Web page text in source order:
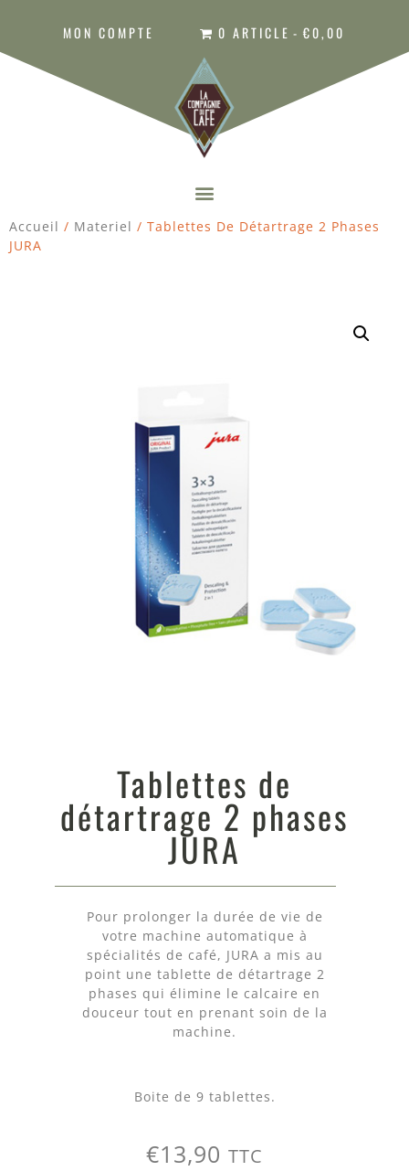
MON COMPTE 0 ARTICLE €0,00
Accueil / Materiel / Tablettes De Détartrage 2 Phases
JURA
Tablettes de
détartrage 2 phases
JURA
Pour prolonger la durée de vie de
votre machine automatique à
spécialités de café, JURA a mis au
point une tablette de détartrage 2
phases qui élimine le calcaire en
douceur tout en prenant soin de la
machine.
Boite de 9 tablettes.
€13,90 TTC